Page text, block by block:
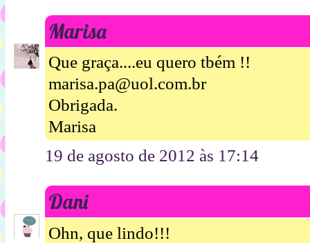
Marisa
Que graça....eu quero tbém !!
marisa.pa@uol.com.br
Obrigada.
Marisa
19 de agosto de 2012 às 17:14
Dani
Ohn, que lindo!!!